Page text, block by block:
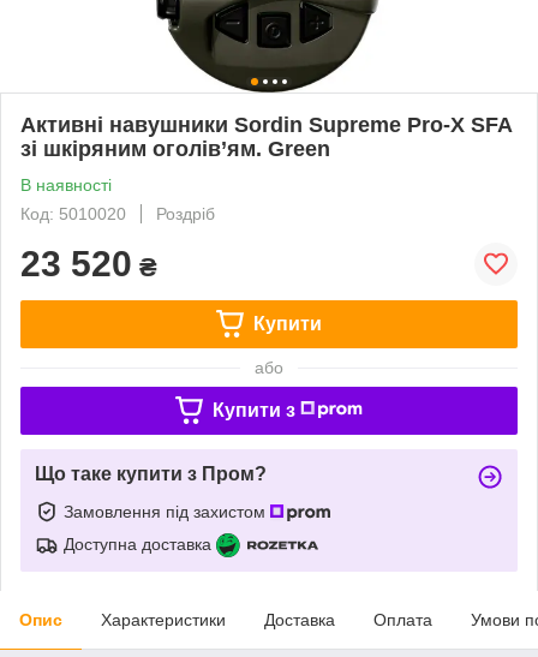
Активні навушники Sordin Supreme Pro-X SFA
зі шкіряним оголів’ям. Green
В наявності
Код: 5010020
Роздріб
23 520 ₴
Купити
або
Купити з
Що таке купити з Пром?
Замовлення під захистом
Доступна доставка
Опис Характеристики Доставка Оплата Умови